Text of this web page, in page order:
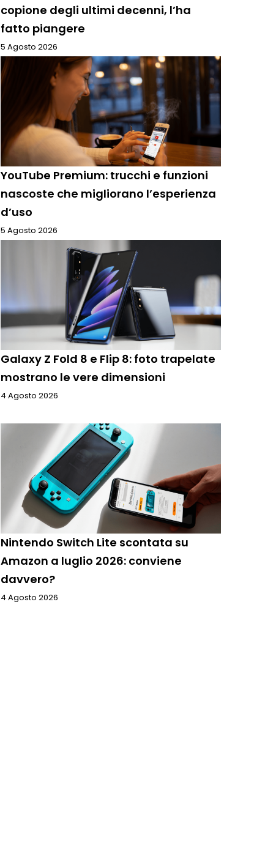
copione degli ultimi decenni, l’ha
fatto piangere
5 Agosto 2026
YouTube Premium: trucchi e funzioni
nascoste che migliorano l’esperienza
d’uso
5 Agosto 2026
Galaxy Z Fold 8 e Flip 8: foto trapelate
mostrano le vere dimensioni
4 Agosto 2026
Nintendo Switch Lite scontata su
Amazon a luglio 2026: conviene
davvero?
4 Agosto 2026